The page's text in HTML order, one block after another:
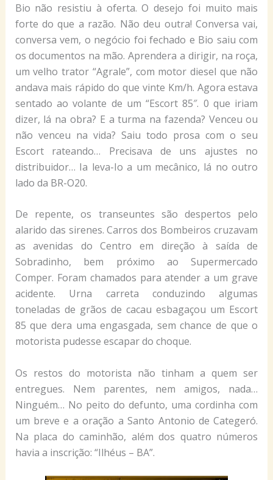
Bio não resistiu à oferta. O desejo foi muito mais
forte do que a razão. Não deu outra! Conversa vai,
conversa vem, o negócio foi fechado e Bio saiu com
os documentos na mão. Aprendera a dirigir, na roça,
um velho trator “Agrale”, com motor diesel que não
andava mais rápido do que vinte Km/h. Agora estava
sentado ao volante de um “Escort 85″. 0 que iriam
dizer, lá na obra? E a turma na fazenda? Venceu ou
não venceu na vida? Saiu todo prosa com o seu
Escort rateando… Precisava de uns ajustes no
distribuidor… Ia leva-Io a um mecânico, lá no outro
lado da BR-O20.
De repente, os transeuntes são despertos pelo
alarido das sirenes. Carros dos Bombeiros cruzavam
as avenidas do Centro em direção à saída de
Sobradinho, bem próximo ao Supermercado
Comper. Foram chamados para atender a um grave
acidente. Urna carreta conduzindo algumas
toneladas de grãos de cacau esbagaçou um Escort
85 que dera uma engasgada, sem chance de que o
motorista pudesse escapar do choque.
Os restos do motorista não tinham a quem ser
entregues. Nem parentes, nem amigos, nada…
Ninguém… No peito do defunto, uma cordinha com
um breve e a oração a Santo Antonio de Categeró.
Na placa do caminhão, além dos quatro números
havia a inscrição: “Ilhéus – BA”.